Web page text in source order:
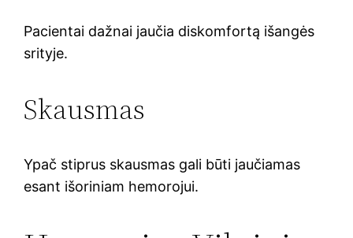
Pacientai dažnai jaučia diskomfortą išangės
srityje.
Skausmas
Ypač stiprus skausmas gali būti jaučiamas
esant išoriniam hemorojui.